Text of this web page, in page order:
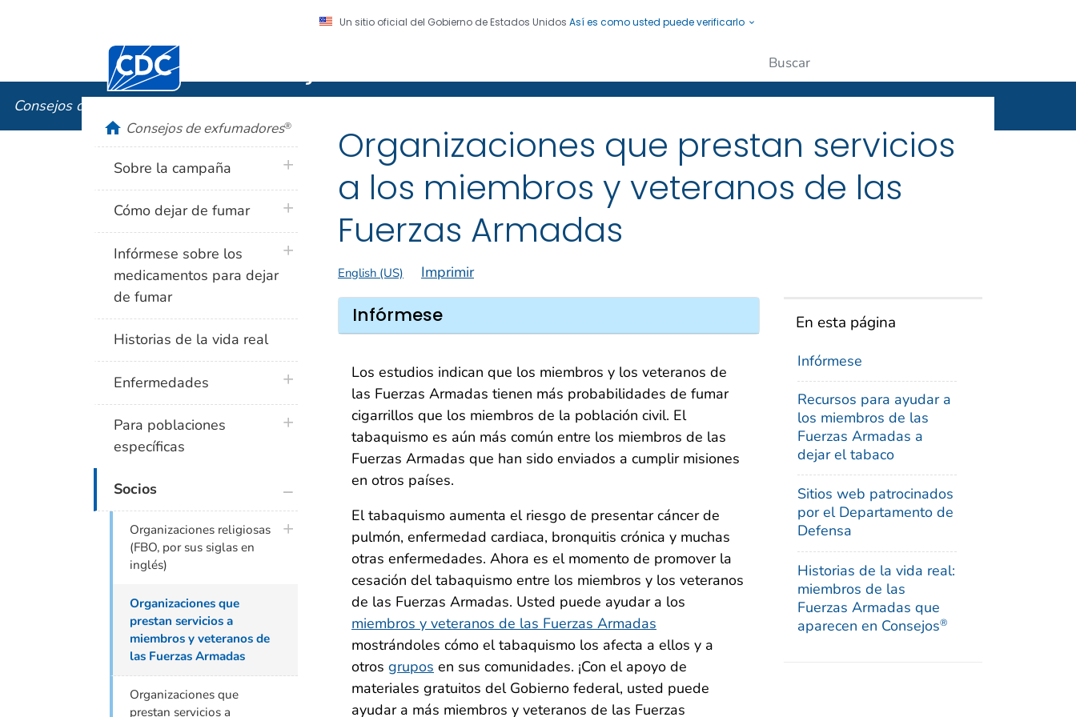
Un sitio oficial del Gobierno de Estados Unidos Así es como usted puede verificarlo
Centros para el Control y la Prevención de Enfermedades. CDC 24/7: Salvamos vidas. Protegemos a la gente.
Consejos de exfumadores
Organizaciones que prestan servicios
a los miembros y veteranos de las
Fuerzas Armadas
English (US) Imprimir
Infórmese
Los estudios indican que los miembros y los veteranos de
las Fuerzas Armadas tienen más probabilidades de fumar
cigarrillos que los miembros de la población civil. El
tabaquismo es aún más común entre los miembros de las
Fuerzas Armadas que han sido enviados a cumplir misiones
en otros países.
El tabaquismo aumenta el riesgo de presentar cáncer de
pulmón, enfermedad cardiaca, bronquitis crónica y muchas
otras enfermedades. Ahora es el momento de promover la
cesación del tabaquismo entre los miembros y los veteranos
de las Fuerzas Armadas. Usted puede ayudar a los
miembros y veteranos de las Fuerzas Armadas
mostrándoles cómo el tabaquismo los afecta a ellos y a
otros grupos en sus comunidades. ¡Con el apoyo de
materiales gratuitos del Gobierno federal, usted puede
ayudar a más miembros y veteranos de las Fuerzas
En esta página
Infórmese
Recursos para ayudar a
los miembros de las
Fuerzas Armadas a
dejar el tabaco
Sitios web patrocinados
por el Departamento de
Defensa
Historias de la vida real:
miembros de las
Fuerzas Armadas que
aparecen en Consejos®
homeConsejos de exfumadores®
Sobre la campaña plus icon
Cómo dejar de fumar plus icon
Infórmese sobre los
medicamentos para dejar
de fumar
plus icon
Historias de la vida real
Enfermedades plus icon
Para poblaciones
específicas
plus icon
Socios plus icon
Organizaciones religiosas
(FBO, por sus siglas en
inglés)
plus icon
Organizaciones que
prestan servicios a
miembros y veteranos de
las Fuerzas Armadas
Organizaciones que
prestan servicios a